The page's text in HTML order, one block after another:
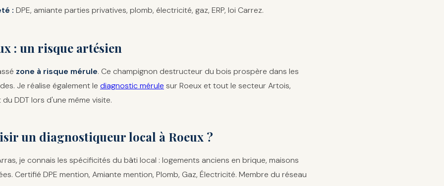
: DPE, amiante parties privatives, plomb, électricité, gaz, ERP, loi Carrez.
: un risque artésien
zone à risque mérule. Ce champignon destructeur du bois prospère dans les
Je réalise également le diagnostic mérule sur Roeux et tout le secteur Artois,
DDT lors d'une même visite.
un diagnostiqueur local à Roeux ?
je connais les spécificités du bâti local : logements anciens en brique, maisons
Certifié DPE mention, Amiante mention, Plomb, Gaz, Électricité. Membre du réseau